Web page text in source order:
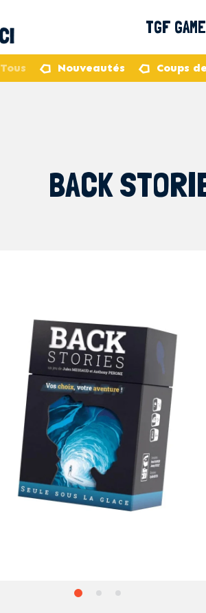
TGF
Tous Nouveautés Coups
BACK